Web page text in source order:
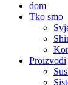
dom
Tko smo
Proizvodi